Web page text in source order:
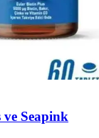
ve Seapink